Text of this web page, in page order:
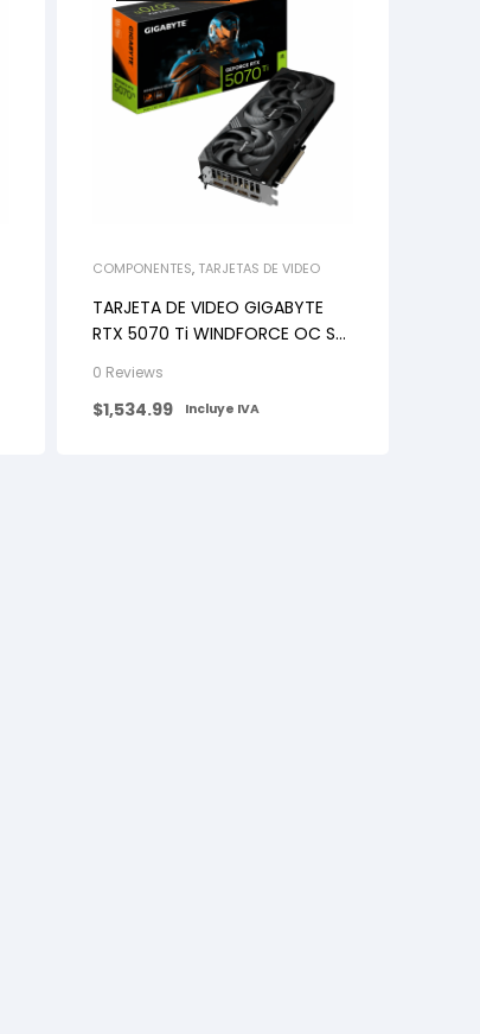
COMPONENTES, TARJETAS DE VIDEO
TARJETA DE VIDEO GIGABYTE
RTX 5070 Ti WINDFORCE OC SFF
0 Reviews
$1,534.99 Incluye IVA